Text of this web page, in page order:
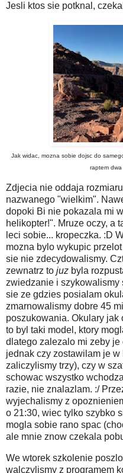
Jesli ktos sie potknal,
Jak widac, mozna sobie dojsc do
raptem
Zdjecia nie oddaja
nazwanego "wielkim".
dopoki Bi nie pokazala mi
helikopter!". Mruze oczy, a
leci sobie... kropeczka. :D
mozna bylo wykupic
sie nie zdecydowalismy.
zewnatrz to juz byla
zwiedzanie i szykowalismy
sie ze gdzies posialam
zmarnowalismy dobre 45
poszukowania. Okulary jak
to byl taki model, ktory
dlatego zalezalo mi zeby
jednak czy zostawilam je w
zaliczylismy trzy), czy w
schowac wszystko
razie, nie znalazlam. :/
wyjechalismy z
o 21:30, wiec tylko szybko
mogla sobie rano spac
ale mnie znow czekala
We wtorek szkolenie
walczylismy z programem